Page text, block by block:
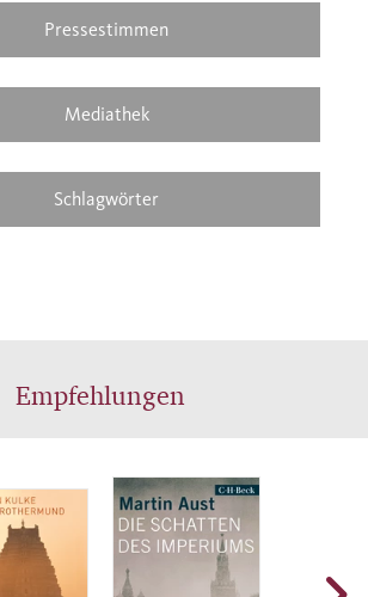
Pressestimmen
Mediathek
Schlagwörter
Empfehlungen